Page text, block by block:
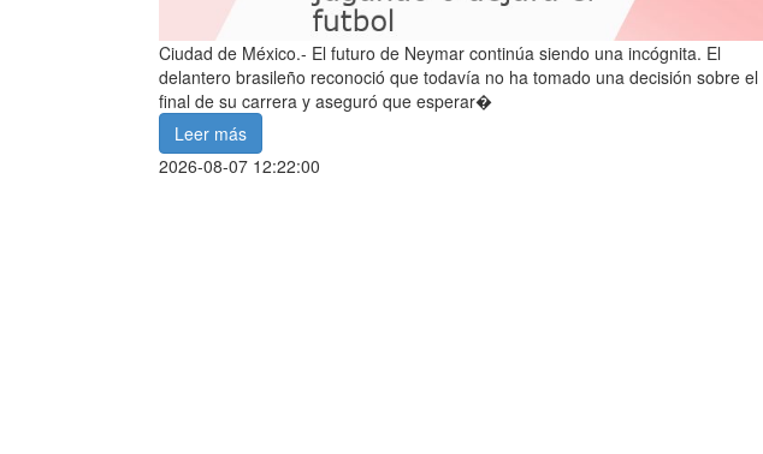
Ciudad de México.- El futuro de Neymar continúa siendo una incógnita. El
delantero brasileño reconoció que todavía no ha tomado una decisión sobre el
final de su carrera y aseguró que esperar�
Leer más
2026-08-07 12:22:00